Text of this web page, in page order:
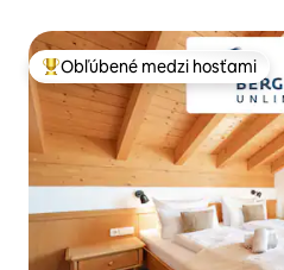
Najobľúbenejšie medzi hosťami
Obľúbené medzi hosťami